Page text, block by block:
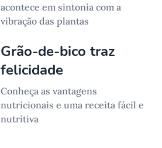
acontece em sintonia com a
vibração das plantas
Grão-de-bico traz
felicidade
Conheça as vantagens
nutricionais e uma receita fácil e
nutritiva